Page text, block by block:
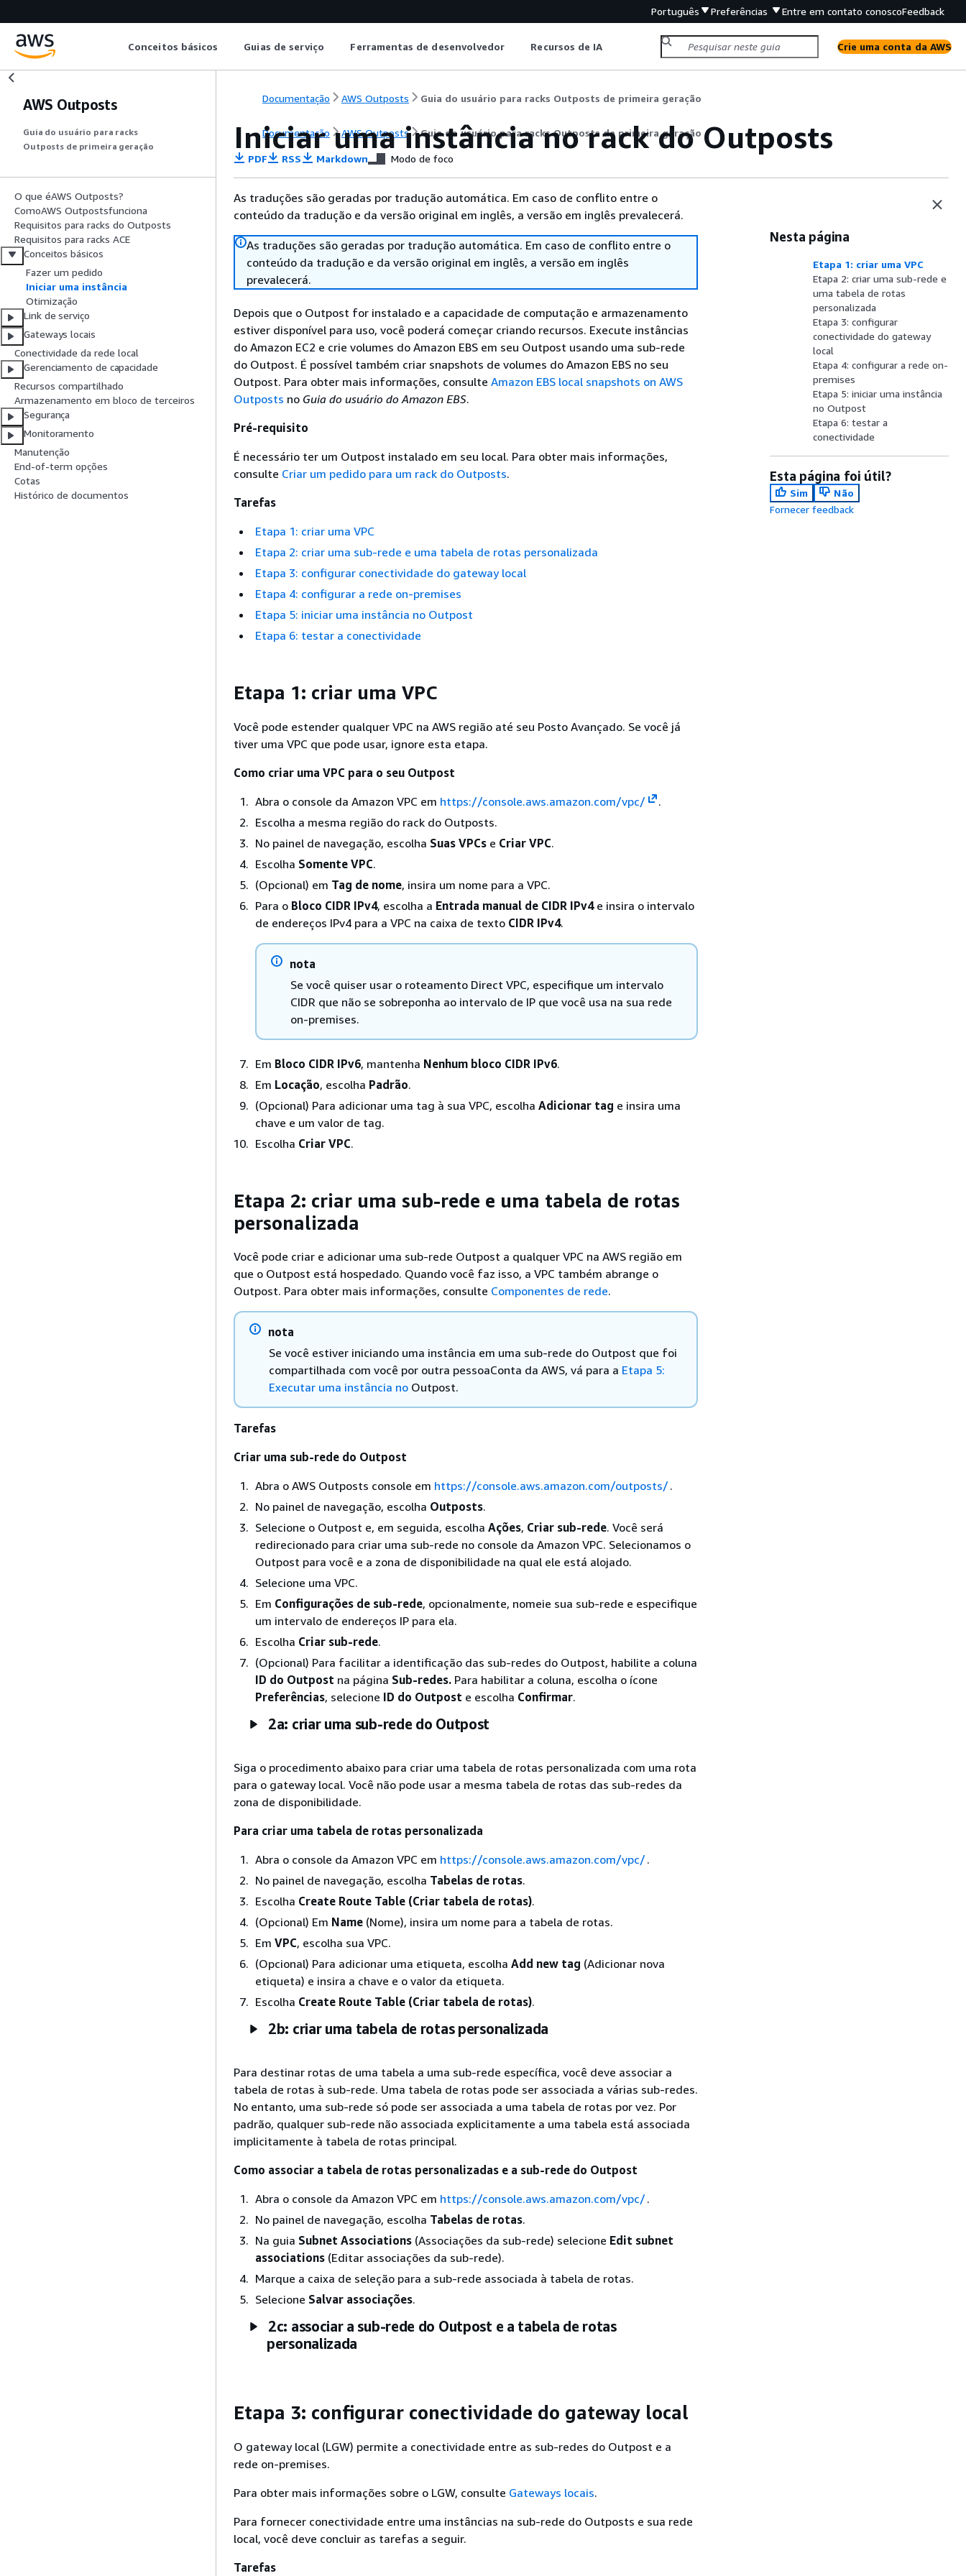
Português Preferências Entre em contato conoscoFeedback
Conceitos básicos Guias de serviço Ferramentas de desenvolvedor Recursos de IA Crie uma conta da AWS
AWS Outposts
Guia do usuário para racks
Outposts de primeira geração
O que éAWS Outposts?
ComoAWS Outpostsfunciona
Requisitos para racks do Outposts
Requisitos para racks ACE
Conceitos básicos
Fazer um pedido
Iniciar uma instância
Otimização
Link de serviço
Gateways locais
Conectividade da rede local
Gerenciamento de capacidade
Recursos compartilhado
Armazenamento em bloco de terceiros
Segurança
Monitoramento
Manutenção
End-of-term opções
Cotas
Histórico de documentos
Documentação AWS Outposts Guia do usuário para racks Outposts de primeira geração
Documentação AWS Outposts Guia do usuário para racks Outposts de primeira geração
Iniciar uma instância no rack do Outposts
PDF RSS Markdown Modo de foco
As traduções são geradas por tradução automática. Em caso de conflito entre o
conteúdo da tradução e da versão original em inglês, a versão em inglês prevalecerá.
As traduções são geradas por tradução automática. Em caso de conflito entre o
conteúdo da tradução e da versão original em inglês, a versão em inglês
prevalecerá.
Depois que o Outpost for instalado e a capacidade de computação e armazenamento
estiver disponível para uso, você poderá começar criando recursos. Execute instâncias
do Amazon EC2 e crie volumes do Amazon EBS em seu Outpost usando uma sub-rede
do Outpost. É possível também criar snapshots de volumes do Amazon EBS no seu
Outpost. Para obter mais informações, consulte Amazon EBS local snapshots on AWS
Outposts no Guia do usuário do Amazon EBS.
Pré-requisito
É necessário ter um Outpost instalado em seu local. Para obter mais informações,
consulte Criar um pedido para um rack do Outposts.
Tarefas
Etapa 1: criar uma VPC
Etapa 2: criar uma sub-rede e uma tabela de rotas personalizada
Etapa 3: configurar conectividade do gateway local
Etapa 4: configurar a rede on-premises
Etapa 5: iniciar uma instância no Outpost
Etapa 6: testar a conectividade
Etapa 1: criar uma VPC
Você pode estender qualquer VPC na AWS região até seu Posto Avançado. Se você já
tiver uma VPC que pode usar, ignore esta etapa.
Como criar uma VPC para o seu Outpost
Abra o console da Amazon VPC em https://console.aws.amazon.com/vpc/
.
Escolha a mesma região do rack do Outposts.
No painel de navegação, escolha Suas VPCs e Criar VPC.
Escolha Somente VPC.
(Opcional) em Tag de nome, insira um nome para a VPC.
Para o Bloco CIDR IPv4, escolha a Entrada manual de CIDR IPv4e insira o intervalo
de endereços IPv4 para a VPC na caixa de texto CIDR IPv4.
nota
Se você quiser usar o roteamento Direct VPC, especifique um intervalo
CIDR que não se sobreponha ao intervalo de IP que você usa na sua rede
on-premises.
Em Bloco CIDR IPv6, mantenha Nenhum bloco CIDR IPv6.
Em Locação, escolha Padrão.
(Opcional) Para adicionar uma tag à sua VPC, escolha Adicionar tag e insira uma
chave e um valor de tag.
Escolha Criar VPC.
Etapa 2: criar uma sub-rede e uma tabela de rotas
personalizada
Você pode criar e adicionar uma sub-rede Outpost a qualquer VPC na AWS região em
que o Outpost está hospedado. Quando você faz isso, a VPC também abrange o
Outpost. Para obter mais informações, consulte Componentes de rede.
nota
Se você estiver iniciando uma instância em uma sub-rede do Outpost que foi
compartilhada com você por outra pessoaConta da AWS, vá para a Etapa 5:
Executar uma instância no Outpost.
Tarefas
Criar uma sub-rede do Outpost
Abra o AWS Outposts console em https://console.aws.amazon.com/outposts/.
No painel de navegação, escolha Outposts.
Selecione o Outpost e, em seguida, escolha Ações, Criar sub-rede. Você será
redirecionado para criar uma sub-rede no console da Amazon VPC. Selecionamos o
Outpost para você e a zona de disponibilidade na qual ele está alojado.
Selecione uma VPC.
Em Configurações de sub-rede, opcionalmente, nomeie sua sub-rede e especifique
um intervalo de endereços IP para ela.
Escolha Criar sub-rede.
(Opcional) Para facilitar a identificação das sub-redes do Outpost, habilite a coluna
ID do Outpost na página Sub-redes. Para habilitar a coluna, escolha o ícone
Preferências, selecione ID do Outpost e escolha Confirmar.
2a: criar uma sub-rede do Outpost
Siga o procedimento abaixo para criar uma tabela de rotas personalizada com uma rota
para o gateway local. Você não pode usar a mesma tabela de rotas das sub-redes da
zona de disponibilidade.
Para criar uma tabela de rotas personalizada
Abra o console da Amazon VPC em https://console.aws.amazon.com/vpc/.
No painel de navegação, escolha Tabelas de rotas.
Escolha Create Route Table (Criar tabela de rotas).
(Opcional) Em Name (Nome), insira um nome para a tabela de rotas.
Em VPC, escolha sua VPC.
(Opcional) Para adicionar uma etiqueta, escolha Add new tag (Adicionar nova
etiqueta) e insira a chave e o valor da etiqueta.
Escolha Create Route Table (Criar tabela de rotas).
2b: criar uma tabela de rotas personalizada
Para destinar rotas de uma tabela a uma sub-rede específica, você deve associar a
tabela de rotas à sub-rede. Uma tabela de rotas pode ser associada a várias sub-redes.
No entanto, uma sub-rede só pode ser associada a uma tabela de rotas por vez. Por
padrão, qualquer sub-rede não associada explicitamente a uma tabela está associada
implicitamente à tabela de rotas principal.
Como associar a tabela de rotas personalizadas e a sub-rede do Outpost
Abra o console da Amazon VPC em https://console.aws.amazon.com/vpc/.
No painel de navegação, escolha Tabelas de rotas.
Na guia Subnet Associations (Associações da sub-rede) selecione Edit subnet
associations (Editar associações da sub-rede).
Marque a caixa de seleção para a sub-rede associada à tabela de rotas.
Selecione Salvar associações.
2c: associar a sub-rede do Outpost e a tabela de rotas
personalizada
Etapa 3: configurar conectividade do gateway local
O gateway local (LGW) permite a conectividade entre as sub-redes do Outpost e a
rede on-premises.
Para obter mais informações sobre o LGW, consulte Gateways locais.
Para fornecer conectividade entre uma instâncias na sub-rede do Outposts e sua rede
local, você deve concluir as tarefas a seguir.
Tarefas
Nesta página
Etapa 1: criar uma VPC
Etapa 2: criar uma sub-rede e
uma tabela de rotas
personalizada
Etapa 3: configurar
conectividade do gateway
local
Etapa 4: configurar a rede on-
premises
Etapa 5: iniciar uma instância
no Outpost
Etapa 6: testar a
conectividade
Esta página foi útil?
Sim
Não
Fornecer feedback